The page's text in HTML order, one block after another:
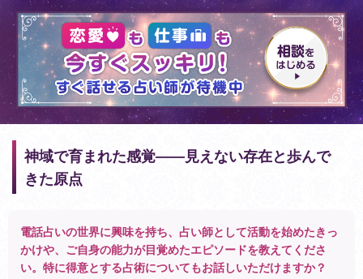
神域で育まれた感覚――見えない存在と歩んで
きた原点
電話占いの世界に興味を持ち、占い師として活動を始めたきっ
かけや、ご自身の能力が目覚めたエピソードを教えてくださ
い。特に得意とする占術についてもお話しいただけますか？